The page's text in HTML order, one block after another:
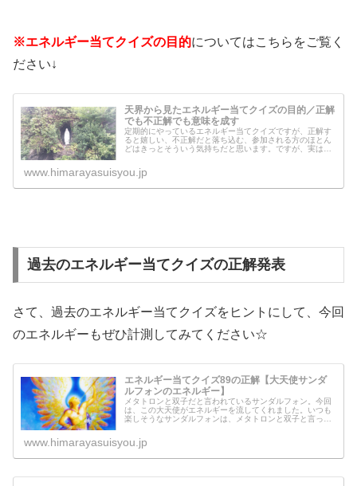
※エネルギー当てクイズの目的についてはこちらをご覧く
ださい↓
天界から見たエネルギー当てクイズの目的／正解
でも不正解でも意味を成す
定期的にやっているエネルギー当てクイズですが、正解す
ると嬉しい、不正解だと落ち込む、参加される方のほとん
どはきっとそういう気持ちだと思います。ですが、実は正
www.himarayasuisyou.jp
過去のエネルギー当てクイズの正解発表
さて、過去のエネルギー当てクイズをヒントにして、今回
のエネルギーもぜひ計測してみてください☆
エネルギー当てクイズ89の正解【大天使サンダ
ルフォンのエネルギー】
メタトロンと双子だと言われているサンダルフォン。今回
は、この大天使がエネルギーを流してくれました。いつも
楽しそうなサンダルフォンは、メタトロンと双子と言って
www.himarayasuisyou.jp